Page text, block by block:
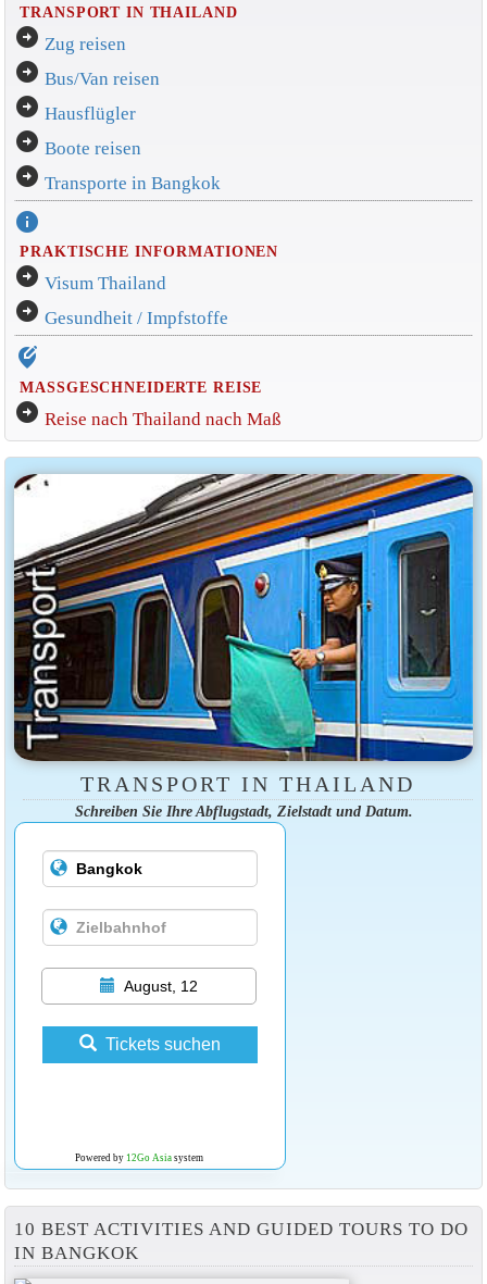
TRANSPORT IN THAILAND
arrow_circle_right Zug reisen
arrow_circle_right Bus/Van reisen
arrow_circle_right Hausflügler
arrow_circle_right Boote reisen
arrow_circle_right Transporte in Bangkok
info
PRAKTISCHE INFORMATIONEN
arrow_circle_right Visum Thailand
arrow_circle_right Gesundheit / Impfstoffe
edit_location_alt
MASSGESCHNEIDERTE REISE
arrow_circle_right Reise nach Thailand nach Maß
TRANSPORT IN THAILAND
Schreiben Sie Ihre Abflugstadt, Zielstadt und Datum.
August, 12
Tickets suchen
Powered by 12Go Asiasystem
10 BEST ACTIVITIES AND GUIDED TOURS TO DO
IN BANGKOK